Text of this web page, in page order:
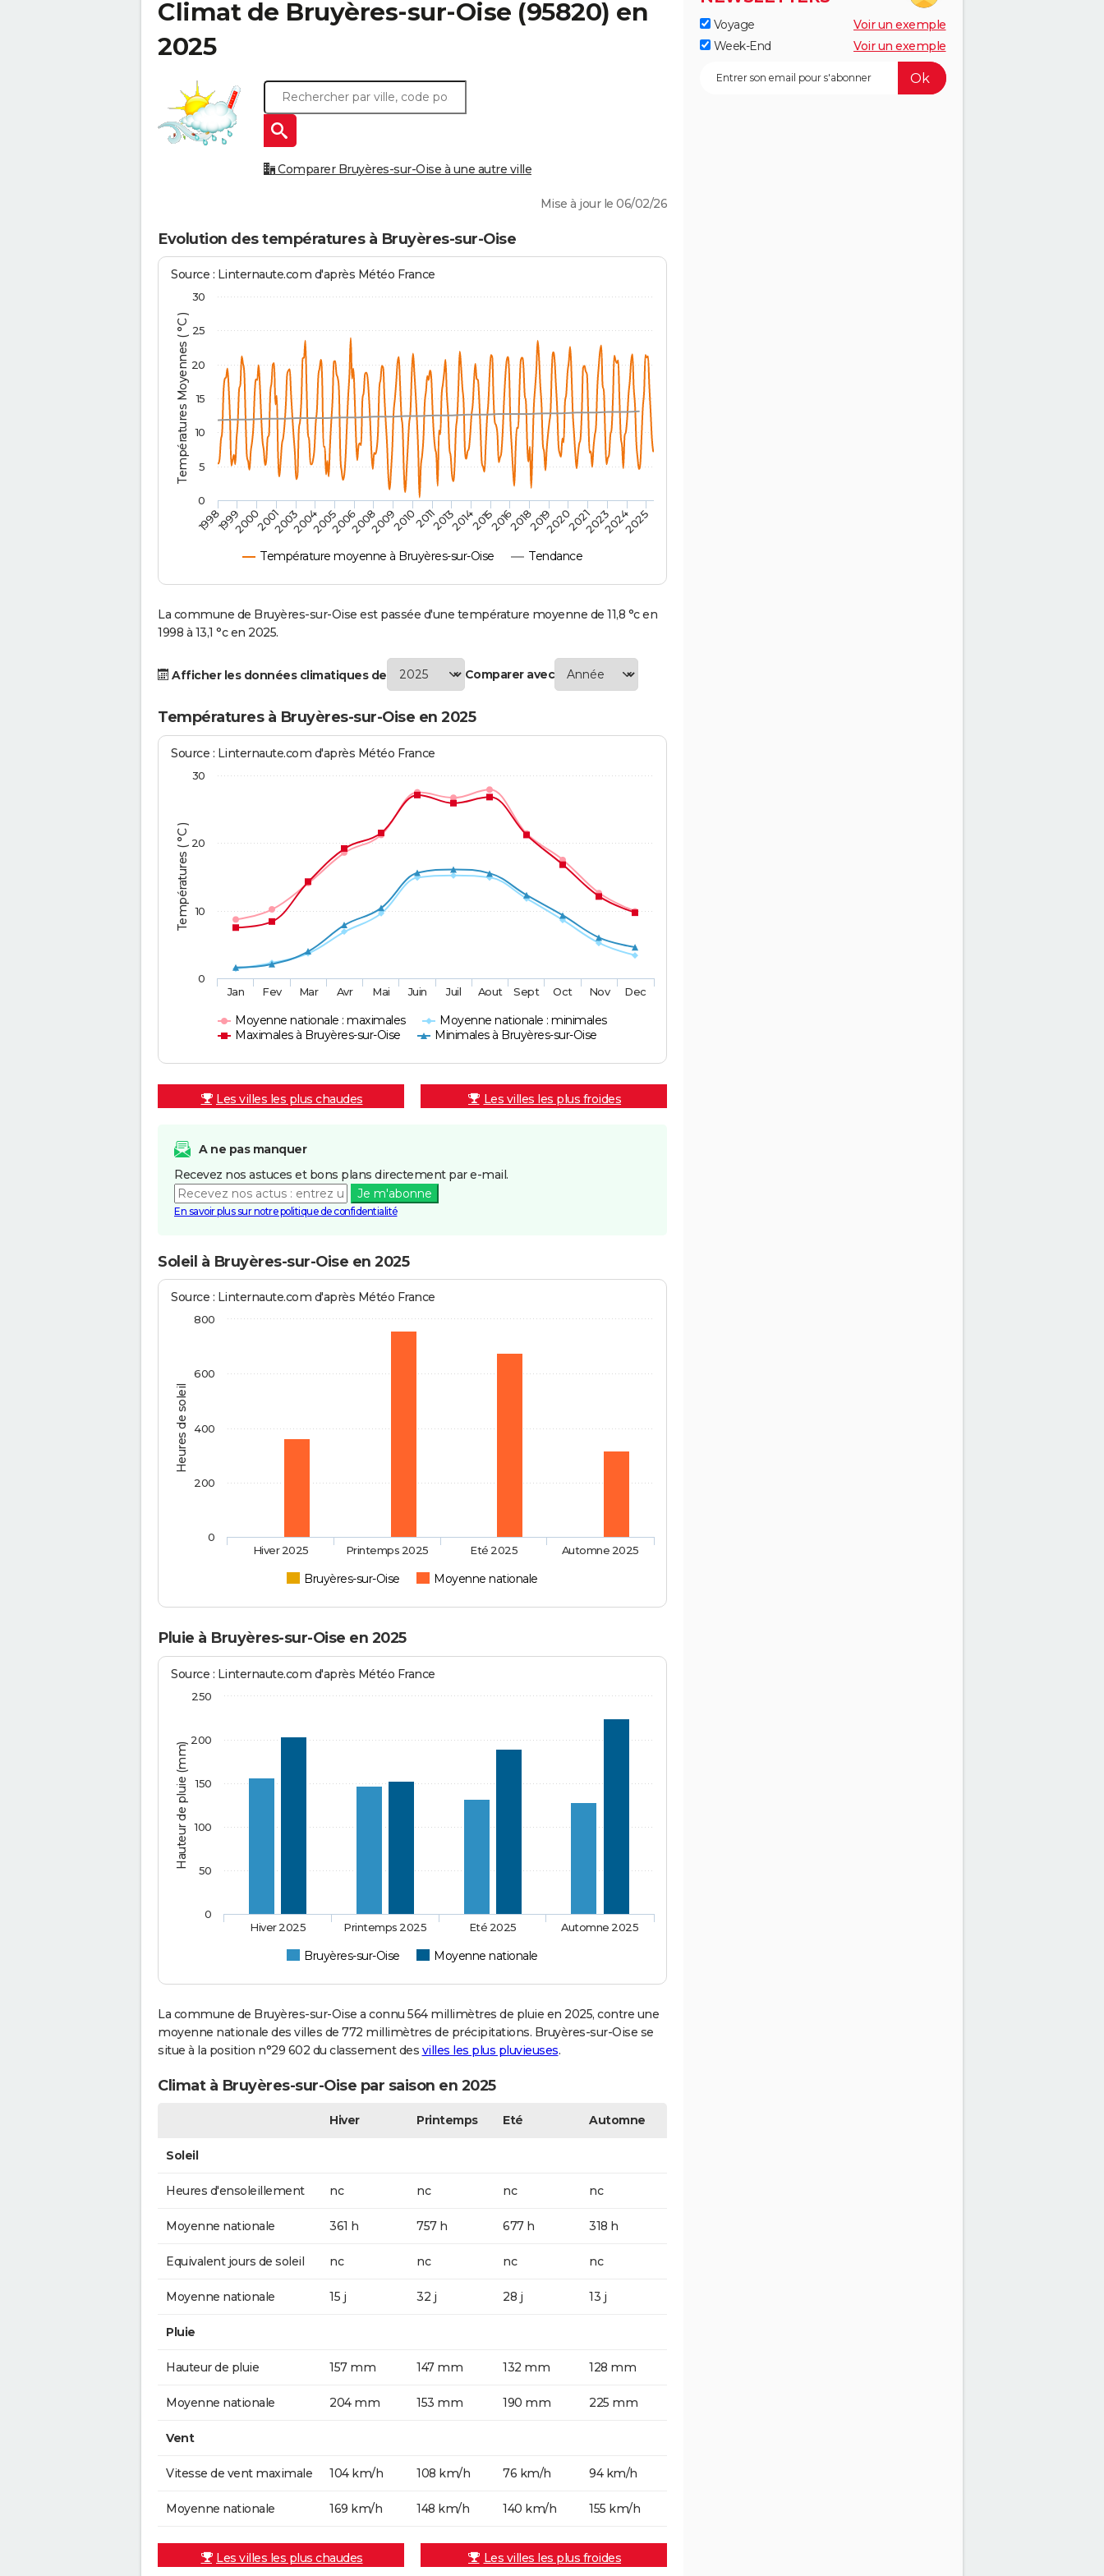
Climat de Bruyères-sur-Oise (95820) en
2025
Comparer Bruyères-sur-Oise à une autre ville
Mise à jour le 06/02/26
Evolution des températures à Bruyères-sur-Oise
Températures Moyennes ( °C )
Source : Linternaute.com d'après Météo France
Température moyenne à Bruyères-sur-Oise Tendance
1998 2014
199920002001200320042005200620082009201020112013 201520162018201920202021202320242025
0
5
10
15
20
25
30
La commune de Bruyères-sur-Oise est passée d'une température moyenne de 11,8 °c en
1998 à 13,1 °c en 2025.
Afficher les données climatiques de Comparer avec
Températures à Bruyères-sur-Oise en 2025
Températures ( °C )
Source : Linternaute.com d'après Météo France
Moyenne nationale : maximales
Moyenne nationale : minimales
Maximales à Bruyères-sur-Oise
Minimales à Bruyères-sur-Oise
Jan Fev Mar Avr Mai Juin Juil Aout Sept Oct Nov Dec
0
10
20
30
Les villes les plus chaudes Les villes les plus froides
A ne pas manquer
Recevez nos astuces et bons plans directement par e-mail.
Je m'abonne
En savoir plus sur notre politique de confidentialité
Soleil à Bruyères-sur-Oise en 2025
Heures de soleil
Source : Linternaute.com d'après Météo France
Bruyères-sur-Oise Moyenne nationale
Hiver 2025 Printemps 2025 Eté 2025 Automne 2025
0
200
400
600
800
Pluie à Bruyères-sur-Oise en 2025
Hauteur de pluie (mm)
Source : Linternaute.com d'après Météo France
Bruyères-sur-Oise Moyenne nationale
Hiver 2025 Printemps 2025 Eté 2025 Automne 2025
0
50
100
150
200
250
La commune de Bruyères-sur-Oise a connu 564 millimètres de pluie en 2025, contre une
moyenne nationale des villes de 772 millimètres de précipitations. Bruyères-sur-Oise se
situe à la position n°29 602 du classement des villes les plus pluvieuses.
Climat à Bruyères-sur-Oise par saison en 2025
Hiver Printemps Eté Automne
Soleil
Heures d'ensoleillement nc nc nc nc
Moyenne nationale 361 h 757 h 677 h 318 h
Equivalent jours de soleil nc nc nc nc
Moyenne nationale 15 j 32 j 28 j 13 j
Pluie
Hauteur de pluie 157 mm 147 mm 132 mm 128 mm
Moyenne nationale 204 mm 153 mm 190 mm 225 mm
Vent
Vitesse de vent maximale 104 km/h 108 km/h 76 km/h 94 km/h
Moyenne nationale 169 km/h 148 km/h 140 km/h 155 km/h
Les villes les plus chaudes Les villes les plus froides
Voyage
Voir un exemple
Week-End
Voir un exemple